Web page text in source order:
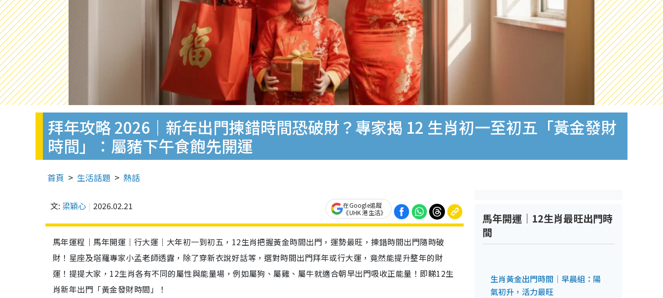
拜年攻略 2026｜新年出門揀錯時間恐破財？專家揭 12 生肖初一至初五「黃金發財
時間」：屬豬下午食飽先開運
首頁 生活話題 熱話
文: 梁穎心 2026.02.21
在Google追蹤
《UHK 港生活》
馬年運程｜馬年開運｜行大運｜大年初一到初五，12生肖把握黃金時間出門，運勢最旺，揀錯時間出門隨時破
財！星座及塔羅專家小孟老師透露，除了穿新衣說好話等，選對時間出門拜年或行大運，竟然能提升整年的財
運！提提大家，12生肖各有不同的屬性與能量場，例如屬狗、屬雞、屬牛就適合朝早出門吸收正能量！即睇12生
肖新年出門「黃金發財時間」！
馬年開運｜12生肖最旺出門時
間
生肖黃金出門時間｜早晨組：陽
氣初升，活力最旺